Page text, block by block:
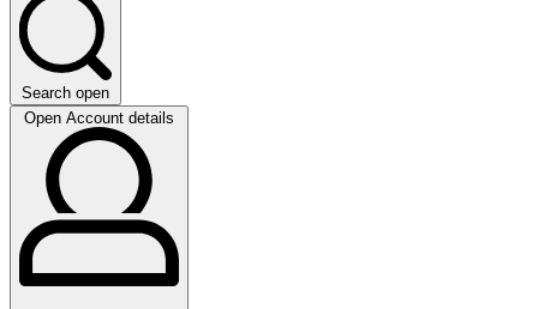
Search open
Open Account details